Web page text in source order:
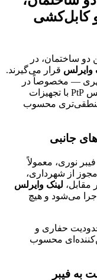
کابل‌کشی
دو ساختمان، در
وایرلس قرار می‌گیرند.
— مخصوصاً در
— اجرای لینک وایرلس PtP با تجهیزات
منطقی‌تری محسوب
نوری، معمولاً
از شهرداری،
مقابل، لینک وایرلس
اجرا می‌شود و هیچ
حفاری و
محسوب